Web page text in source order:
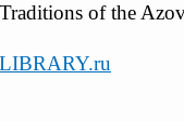
of the